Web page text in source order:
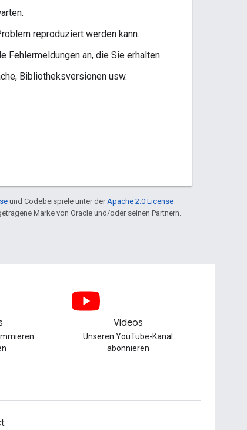
reproduziert werden kann.
Fehlermeldungen an, die Sie erhalten.
Bibliotheksversionen usw.
und Codebeispiele unter der Apache 2.0 License
Marke von Oracle und/oder seinen Partnern.
Videos
Unseren YouTube-Kanal
abonnieren